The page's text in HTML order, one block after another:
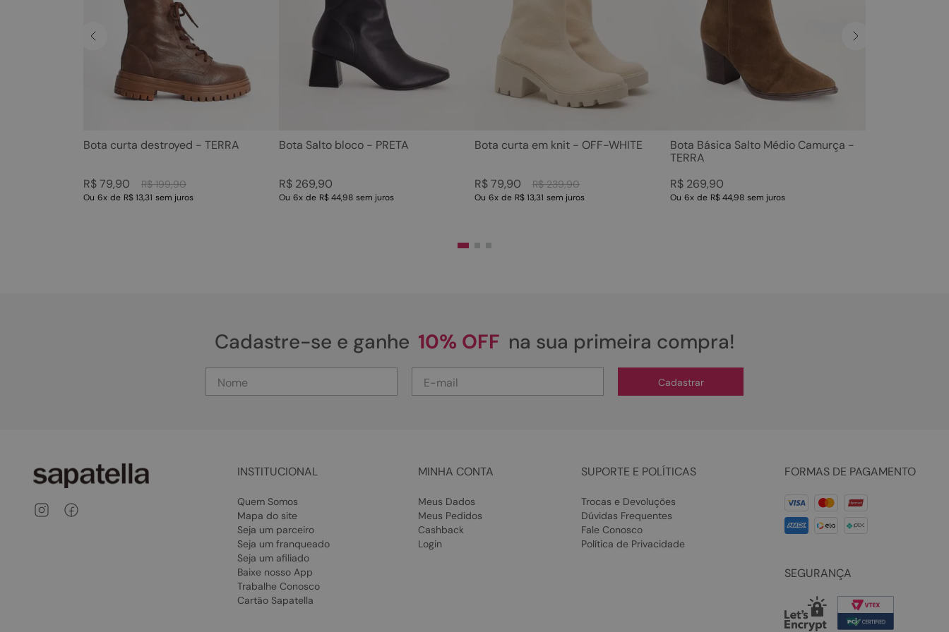
Bota curta destroyed - TERRA
R$ 199,90
R$79,90
Ou 6x de R$ 13,31 sem juros
Bota Salto bloco - PRETA
R$ 269,90
Ou 6x de R$ 44,98 sem juros
Bota curta em knit - OFF-WHITE
R$ 239,90
R$79,90
Ou 6x de R$ 13,31 sem juros
Bota Básica Salto Médio Camurça -
TERRA
R$ 269,90
Ou 6x de R$ 44,98 sem juros
Cadastre-se e ganhe 10% OFF na sua primeira compra!
Cadastrar
INSTITUCIONAL
Quem Somos
Mapa do site
Seja um parceiro
Seja um franqueado
Seja um afiliado
Baixe nosso App
Trabalhe Conosco
Cartão Sapatella
MINHA CONTA
Meus Dados
Meus Pedidos
Cashback
Login
SUPORTE E POLÍTICAS
Trocas e Devoluções
Dúvidas Frequentes
Fale Conosco
Política de Privacidade
FORMAS DE PAGAMENTO
SEGURANÇA
sandalia
tamanco
bolsa
sapatilha